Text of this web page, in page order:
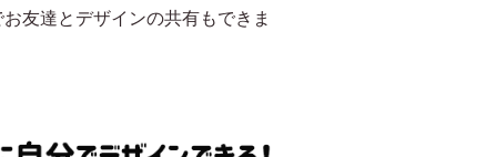
友達とデザインの共有もできま